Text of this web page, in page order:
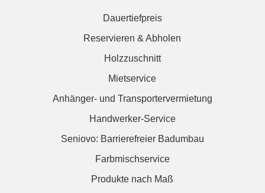
Dauertiefpreis
Reservieren & Abholen
Holzzuschnitt
Mietservice
Anhänger- und Transportervermietung
Handwerker-Service
Seniovo: Barrierefreier Badumbau
Farbmischservice
Produkte nach Maß